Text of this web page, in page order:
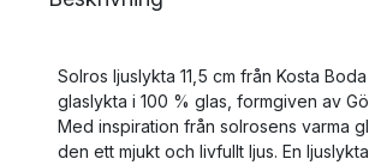
Solros ljuslykta 11,5 cm från Kosta
glaslykta i 100 % glas, formgiven av
Med inspiration från solrosens varma
den ett mjukt och livfullt ljus. En